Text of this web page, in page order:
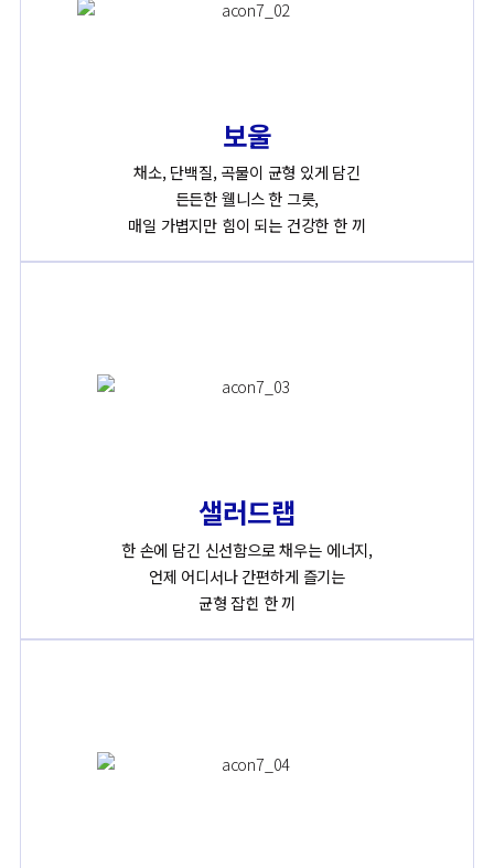
보울
채소, 단백질, 곡물이 균형 있게 담긴
든든한 웰니스 한 그릇,
매일 가볍지만 힘이 되는 건강한 한 끼
샐러드랩
한 손에 담긴 신선함으로 채우는 에너지,
언제 어디서나 간편하게 즐기는
균형 잡힌 한 끼